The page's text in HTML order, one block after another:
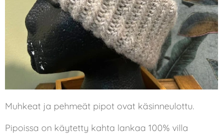
Muhkeat ja pehmeät pipot ovat käsinneulottu.
Pipoissa on käytetty kahta lankaa 100% villa